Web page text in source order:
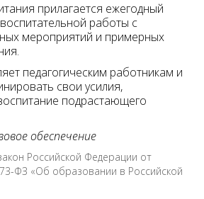
прилагается ежегодный
работы с
мероприятий и примерных
педагогическим работникам и
свои усилия,
подрастающего
обеспечение
Российской Федерации от
ФЗ «Об образовании в Российской